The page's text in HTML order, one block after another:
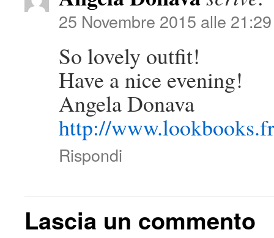
25 Novembre 2015 alle 21:29
So lovely outfit!
Have a nice evening!
Angela Donava
http://
Rispondi
Lascia un commento